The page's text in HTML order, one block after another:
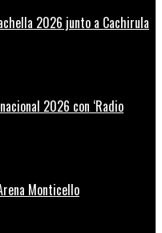
2026 junto a Cachirula
2026 con ‘Radio
Monticello